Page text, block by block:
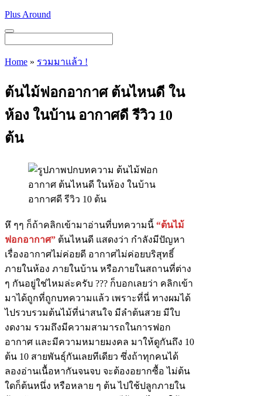
Skip
content
Plus Around
Menu
Home » รวมมาแล้ว !
ต้นไม้ฟอกอากาศ ต้นไหนดี ใน
ห้อง ในบ้าน อากาศดี รีวิว 10
ต้น
หึ ๆๆ ก็ถ้าคลิกเข้ามาอ่านที่บทความนี้ “ต้นไม้
ฟอกอากาศ” ต้นไหนดี แสดงว่า กำลังมีปัญหา
เรื่องอากาศไม่ค่อยดี อากาศไม่ค่อยบริสุทธิ์
ภายในห้อง ภายในบ้าน หรือภายในสถานที่ต่าง
ๆ กันอยู่ใช่ไหมล่ะครับ ??? ก็บอกเลยว่า คลิกเข้า
มาได้ถูกที่ถูกบทความแล้ว เพราะที่นี่ ทางผมได้
ไปรวบรวมต้นไม้ที่น่าสนใจ มีลำต้นสวย มีใบ
งดงาม รวมถึงมีความสามารถในการฟอก
อากาศ และมีความหมายมงคล มาให้ดูกันถึง 10
ต้น 10 สายพันธุ์กันเลยทีเดียว ซึ่งถ้าทุกคนได้
ลองอ่านเนื้อหากันจนจบ จะต้องอยากซื้อ ไม่ต้น
ใดก็ต้นหนึ่ง หรือหลาย ๆ ต้น ไปใช้ปลูกภายใน